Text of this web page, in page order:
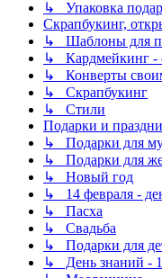
↳ Упаковка
Скрапбукинг,
↳ Шаблоны для
↳ Кардмейкинг -
↳ Конверты
↳ Скрапбукинг
↳ Стили
Подарки и
↳ Подарки для
↳ Подарки для
↳ Новый год
↳ 14 февраля -
↳ Пасха
↳ Свадьба
↳ Подарки для
↳ День знаний - 1